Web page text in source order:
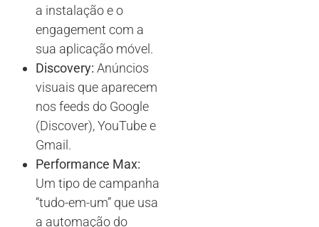
a instalação e o
engagement com a
sua aplicação móvel.
Discovery: Anúncios
visuais que aparecem
nos feeds do Google
(Discover), YouTube e
Gmail.
Performance Max:
Um tipo de campanha
“tudo-em-um” que usa
a automação do